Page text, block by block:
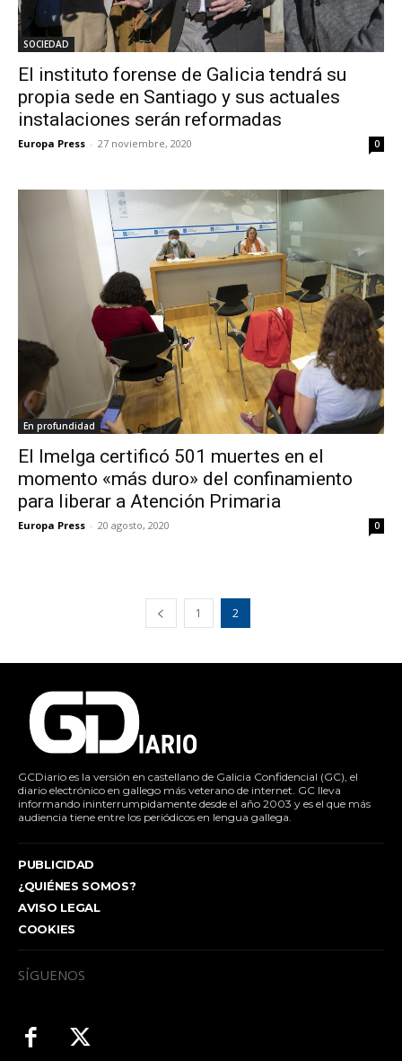
SOCIEDAD
El instituto forense de Galicia tendrá su
propia sede en Santiago y sus actuales
instalaciones serán reformadas
Europa Press - 27 noviembre, 2020 0
En profundidad
El Imelga certificó 501 muertes en el
momento «más duro» del confinamiento
para liberar a Atención Primaria
Europa Press - 20 agosto, 2020 0
1 2
GCDiario es la versión en castellano de Galicia Confidencial (GC), el
diario electrónico en gallego más veterano de internet. GC lleva
informando ininterrumpidamente desde el año 2003 y es el que más
audiencia tiene entre los periódicos en lengua gallega.
PUBLICIDAD
¿QUIÉNES SOMOS?
AVISO LEGAL
COOKIES
SÍGUENOS